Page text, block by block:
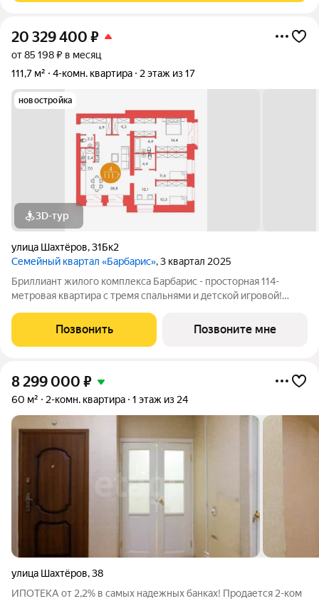
20 329 400 ₽
от 85 198 ₽ в месяц
111,7 м²
4-комн. квартира 2 этаж из 17
новостройка
3D-тур
улица Шахтёров,31Бк2
Семейный квартал «Барбарис», 3 квартал 2025
Бриллиант жилого комплекса Барбарис - просторная 114-
метровая квартира с тремя спальнями и детской игровой!
на рынке жилой недвижимости Красноярска - игровая с окном
и выходом из двух детских
Позвонить Позвоните мне
8 299 000 ₽
60 м² 2-комн. квартира 1 этаж из 24
улица Шахтёров,38
ИПОТЕКА от 2,2% в самых надежных банках! Продается 2-ком